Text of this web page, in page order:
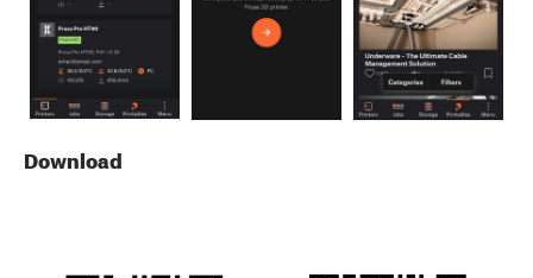
Download